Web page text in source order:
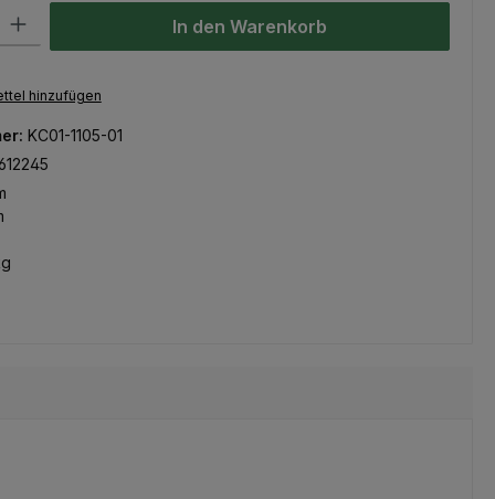
Gib den gewünschten Wert ein oder benutze die Schaltflächen
In den Warenkorb
hinzufügen
KC01-1105-01